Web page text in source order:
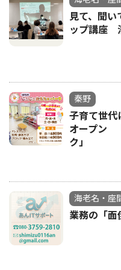
見て、聞
ップ講座
秦野
子育て世
オープン
ク」
海老名・座
業務の「